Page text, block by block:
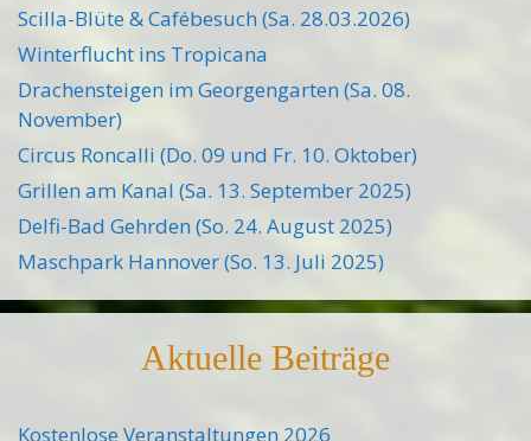
Scilla-Blüte & Cafébesuch (Sa. 28.03.2026)
Winterflucht ins Tropicana
Drachensteigen im Georgengarten (Sa. 08.
November)
Circus Roncalli (Do. 09 und Fr. 10. Oktober)
Grillen am Kanal (Sa. 13. September 2025)
Delfi-Bad Gehrden (So. 24. August 2025)
Maschpark Hannover (So. 13. Juli 2025)
Aktuelle Beiträge
Kostenlose Veranstaltungen 2026